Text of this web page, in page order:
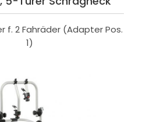
2 Fahräder (Adapter Pos.
1)